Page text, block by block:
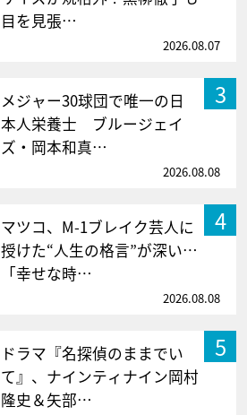
目を見張…
2026.08.07
3
メジャー30球団で唯一の日
本人栄養士 ブルージェイ
ズ・岡本和真…
2026.08.08
4
マツコ、M-1ブレイク芸人に
授けた“人生の格言”が深い…
「幸せな時…
2026.08.08
5
ドラマ『名探偵のままでい
て』、ナインティナイン岡村
隆史＆矢部…